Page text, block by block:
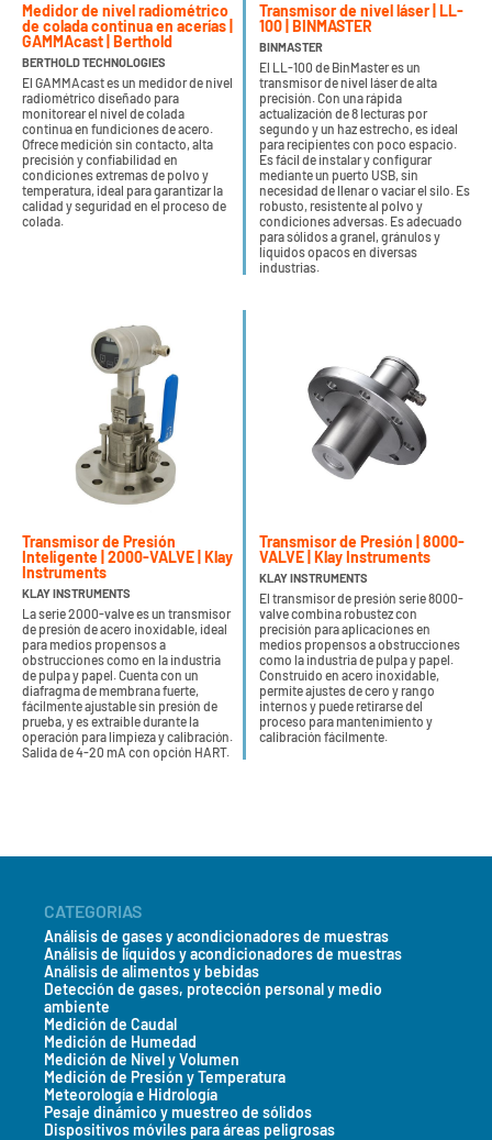
Medidor de nivel radiométrico
de colada continua en acerías |
GAMMAcast | Berthold
BERTHOLD TECHNOLOGIES
El GAMMAcast es un medidor de nivel
radiométrico diseñado para
monitorear el nivel de colada
continua en fundiciones de acero.
Ofrece medición sin contacto, alta
precisión y confiabilidad en
condiciones extremas de polvo y
temperatura, ideal para garantizar la
calidad y seguridad en el proceso de
colada.
Transmisor de nivel láser | LL-
100 | BINMASTER
BINMASTER
El LL-100 de BinMaster es un
transmisor de nivel láser de alta
precisión. Con una rápida
actualización de 8 lecturas por
segundo y un haz estrecho, es ideal
para recipientes con poco espacio.
Es fácil de instalar y configurar
mediante un puerto USB, sin
necesidad de llenar o vaciar el silo. Es
robusto, resistente al polvo y
condiciones adversas. Es adecuado
para sólidos a granel, gránulos y
líquidos opacos en diversas
industrias.
Transmisor de Presión
Inteligente | 2000-VALVE | Klay
Instruments
KLAY INSTRUMENTS
La serie 2000-valve es un transmisor
de presión de acero inoxidable, ideal
para medios propensos a
obstrucciones como en la industria
de pulpa y papel. Cuenta con un
diafragma de membrana fuerte,
fácilmente ajustable sin presión de
prueba, y es extraíble durante la
operación para limpieza y calibración.
Salida de 4-20 mA con opción HART.
Transmisor de Presión | 8000-
VALVE | Klay Instruments
KLAY INSTRUMENTS
El transmisor de presión serie 8000-
valve combina robustez con
precisión para aplicaciones en
medios propensos a obstrucciones
como la industria de pulpa y papel.
Construido en acero inoxidable,
permite ajustes de cero y rango
internos y puede retirarse del
proceso para mantenimiento y
calibración fácilmente.
CATEGORIAS
Análisis de gases y acondicionadores de muestras
Análisis de líquidos y acondicionadores de muestras
Análisis de alimentos y bebidas
Detección de gases, protección personal y medio
ambiente
Medición de Caudal
Medición de Humedad
Medición de Nivel y Volumen
Medición de Presión y Temperatura
Meteorología e Hidrología
Pesaje dinámico y muestreo de sólidos
Dispositivos móviles para áreas peligrosas